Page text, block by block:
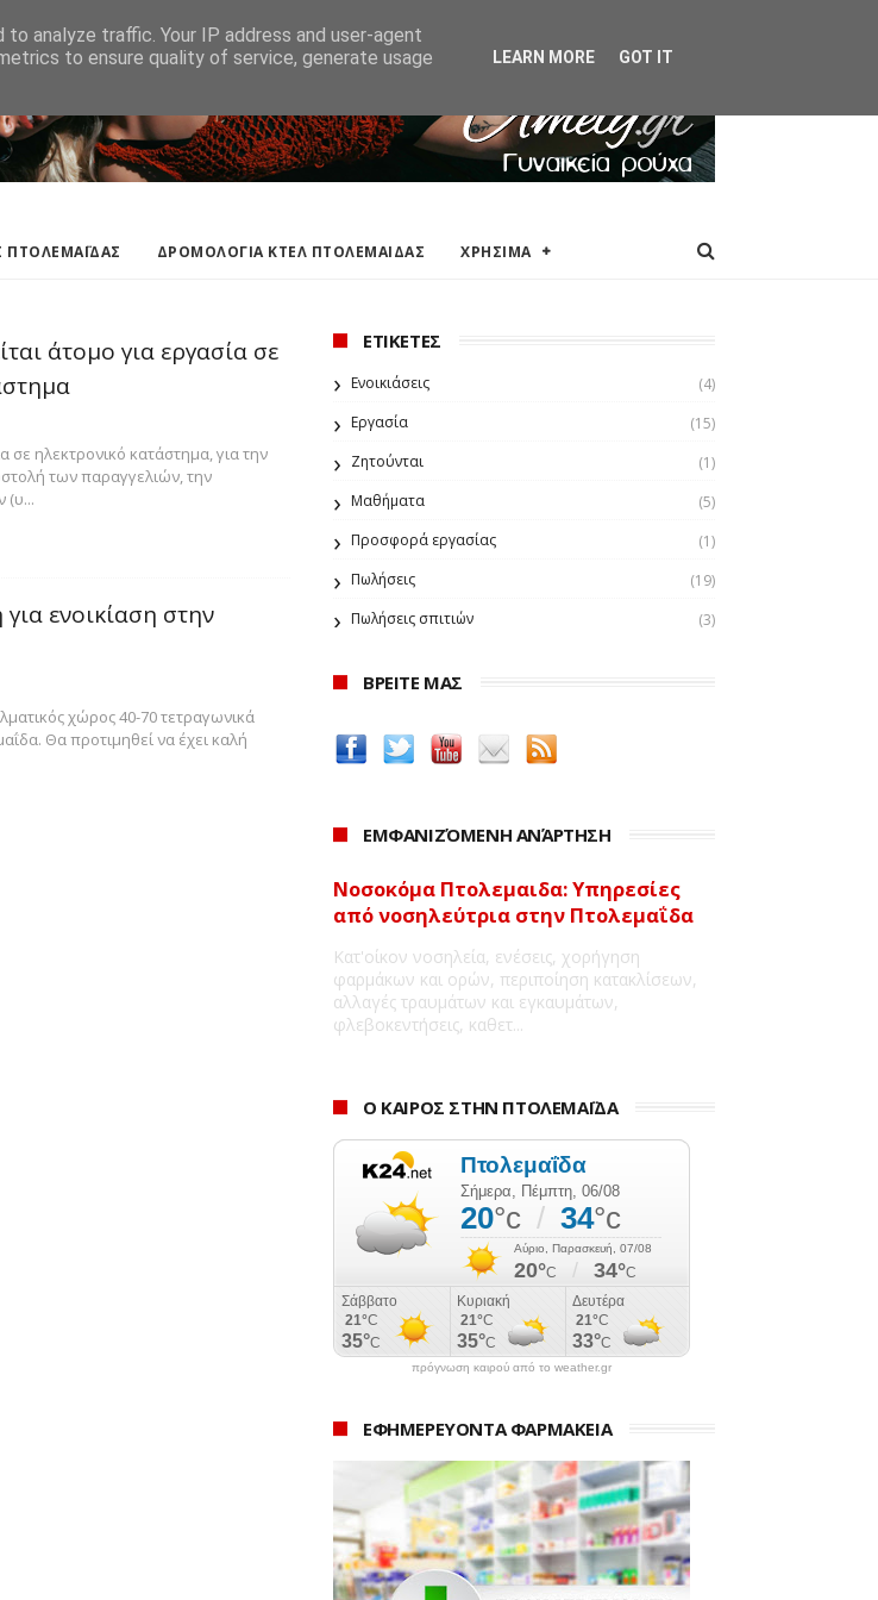
ΚΤΕΛ ΠΤΟΛΕΜΑΙΔΑΣ
ΠΤΟΛΕΜΑΪΔΑΣ ΔΡΟΜΟΛΟΓΙΑ ΚΤΕΛ ΠΤΟΛΕΜΑΙΔΑΣ ΧΡΗΣΙΜΑ
άτομο για εργασία σε
σε ηλεκτρονικό κατάστημα, για την
των παραγγελιών, την
(υ...
ενοικίαση στην
χώρος 40-70 τετραγωνικά
Θα προτιμηθεί να έχει καλή
ΕΤΙΚΕΤΕΣ
Ενοικιάσεις
(4)
Εργασία
(15)
Ζητούνται
(1)
Μαθήματα
(5)
Προσφορά εργασίας
(1)
Πωλήσεις
(19)
Πωλήσεις σπιτιών
(3)
ΒΡΕΙΤΕ ΜΑΣ
ΕΜΦΑΝΙΖΌΜΕΝΗ ΑΝΆΡΤΗΣΗ
Νοσοκόμα Πτολεμαιδα: Υπηρεσίες
από νοσηλεύτρια στην Πτολεμαΐδα
Κατ'οίκον νοσηλεία, ενέσεις, χορήγηση
φαρμάκων και ορών, περιποίηση κατακλίσεων,
αλλαγές τραυμάτων και εγκαυμάτων,
φλεβοκεντήσεις, καθετ...
Ο ΚΑΙΡΟΣ ΣΤΗΝ ΠΤΟΛΕΜΑΪΔΑ
πρόγνωση καιρού από το weather.gr
ΕΦΗΜΕΡΕΥΟΝΤΑ ΦΑΡΜΑΚΕΙΑ
analyze traffic. Your IP address and user-agent
to ensure quality of service, generate usage
LEARN MORE GOT IT